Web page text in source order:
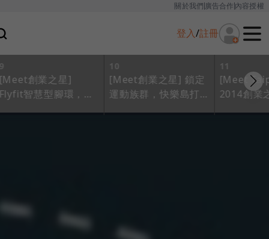
關於我們廣告合作內容授權
登入/註冊
創業之星]
智慧型腳環，游
10
[Meet創業之星] 鎖定
運動族群，快樂島打
11
[Meet
2014創業